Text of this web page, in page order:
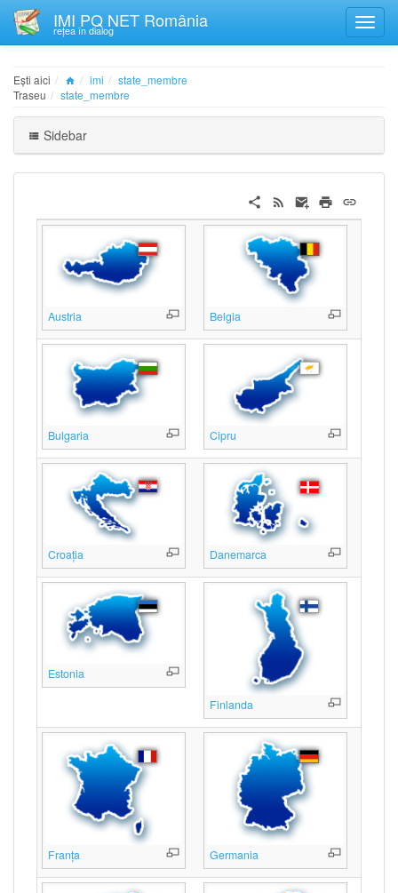
IMI PQ NET România
rețea în dialog
Ești aici imi
state_membre
Traseu
state_membre
Sidebar
Austria Belgia
Bulgaria Cipru
Croația Danemarca
Estonia
Finlanda
Franța Germania